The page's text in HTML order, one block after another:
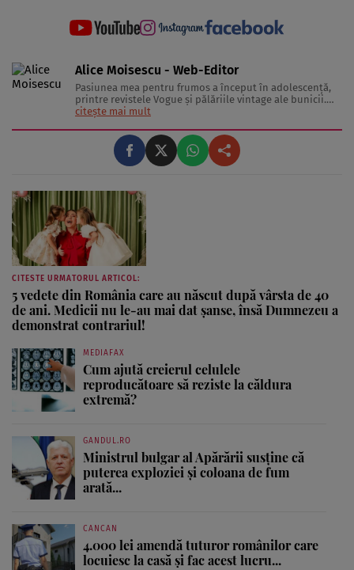
Alice Moisescu - Web-Editor
Pasiunea mea pentru frumos a început în adolescență,
printre revistele Vogue și pălăriile vintage ale bunicii.
Astăzi, am transformat acea fascinație într-o misiune:
frumos. Pentru a înțelege secretele din spatele hainelor,
citește mai mult
CITESTE URMATORUL ARTICOL:
5 vedete din România care au născut după vârsta de 40
de ani. Medicii nu le-au mai dat șanse, însă Dumnezeu a
demonstrat contrariul!
MEDIAFAX
Cum ajută creierul celulele
reproducătoare să reziste la căldura
extremă?
GANDUL.RO
Ministrul bulgar al Apărării susține că
puterea exploziei și coloana de fum
arată...
CANCAN
4.000 lei amendă tuturor românilor care
locuiesc la casă și fac acest lucru...